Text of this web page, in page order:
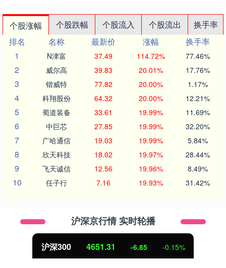
个股涨幅 个股跌幅 个股流入 个股流出
换手率
排名
名称 最新价 涨幅
换手率
1
N津富 37.49 114.72% 77.46%
2 威尔高 39.83 20.01% 17.76%
3 锴威特 77.82 20.00% 1.17%
4 科翔股份 64.32 20.00% 12.21%
5 蜀道装备 33.61 19.99% 11.69%
6 中巨芯 27.85 19.99% 32.20%
7 广哈通信 19.03 19.99% 5.84%
8 欣天科技 18.02 19.97% 28.44%
9 飞天诚信 12.56 19.96% 8.49%
10 任子行 7.16 19.93% 31.42%
沪深京行情 实时轮播
沪深300 4651.31 -6.85 -0.15%